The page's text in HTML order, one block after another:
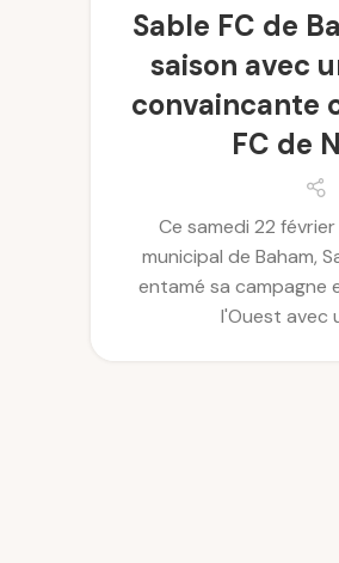
Sable FC de
saison avec
convaincante
FC de
Ce samedi 22
municipal de Baham,
entamé sa campagne
l'Ouest avec